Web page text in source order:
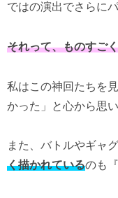
ではの演出でさらに
それって、ものすご
私はこの神回たちを
かった」と心から思い
また、バトルやギャ
く描かれているのも